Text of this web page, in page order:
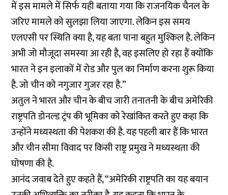
में इस मामले में सिर्फ यही बताया गया कि राजनयिक चैनल के
जरिए मामले को सुलझा लिया जाएगा. लेकिन इस समय
एलएसी पर स्थिति क्या है, यह बता पाना बहुत मुश्किल है. लेकिन
अभी जो मौजूदा समस्या आ रही है, वह इसलिए हो रहा हैं क्योंकि
भारत ने इन इलाकों में रोड और पुल का निर्माण करना शुरू किया
है. जो चीन को नगुजार गुजर रहा है.”
अतुल ने भारत और चीन के बीच जारी तनातनी के बीच अमेरिकी
राष्ट्रपति डोनल्‍ड ट्रंप की भूमिका को रेखांकित करते हुए कहा कि
उन्होंने मध्यस्थता की पेशकश की है. यह पहली बार हैं कि भारत
और चीन सीमा विवाद पर किसी राष्ट्र प्रमुख ने मध्यस्थता की
घोषणा की है.
आनंद जवाब देते हुए कहते हैं, “अमेरिकी राष्ट्रपति का यह बयान